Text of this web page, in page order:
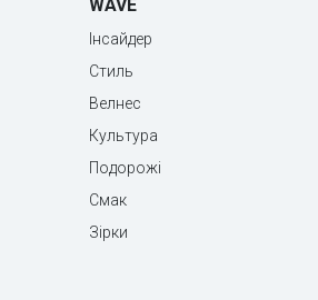
WAVE
Інсайдер
Стиль
Велнес
Культура
Подорожі
Смак
Зірки